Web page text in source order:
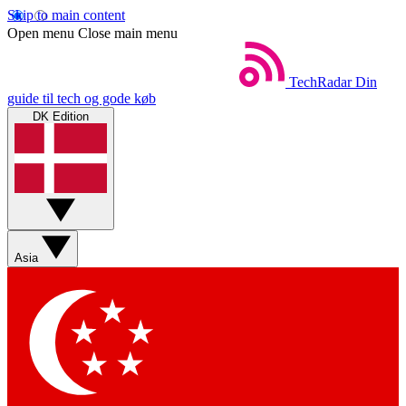
Skip to main content
Open menu Close main menu
TechRadar Din
guide til tech og gode køb
DK Edition
Asia